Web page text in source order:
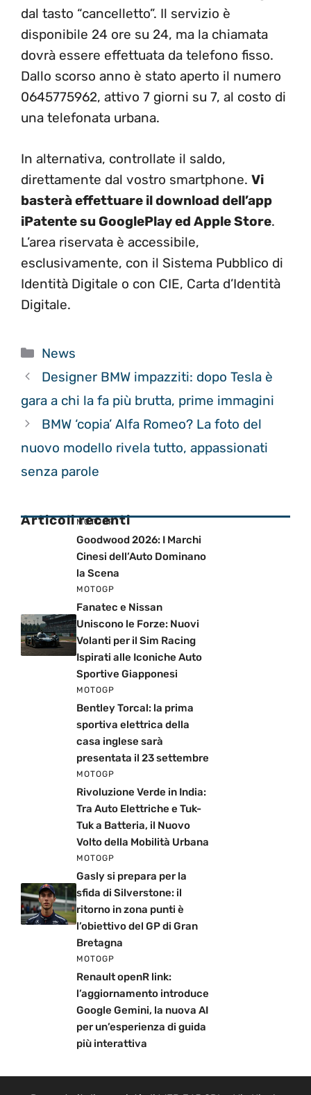
dal tasto “cancelletto”. Il servizio è
disponibile 24 ore su 24, ma la chiamata
dovrà essere effettuata da telefono fisso.
Dallo scorso anno è stato aperto il numero
0645775962, attivo 7 giorni su 7, al costo di
una telefonata urbana.
In alternativa, controllate il saldo,
direttamente dal vostro smartphone. Vi
basterà effettuare il download dell’app
iPatente su GooglePlay ed Apple Store.
L’area riservata è accessibile,
esclusivamente, con il Sistema Pubblico di
Identità Digitale o con CIE, Carta d’Identità
Digitale.
Categorie
News
Designer BMW impazziti: dopo Tesla è
gara a chi la fa più brutta, prime immagini
BMW ‘copia’ Alfa Romeo? La foto del
nuovo modello rivela tutto, appassionati
senza parole
Articoli recenti
MOTOGP
Goodwood 2026: I Marchi
Cinesi dell’Auto Dominano
la Scena
MOTOGP
Fanatec e Nissan
Uniscono le Forze: Nuovi
Volanti per il Sim Racing
Ispirati alle Iconiche Auto
Sportive Giapponesi
MOTOGP
Bentley Torcal: la prima
sportiva elettrica della
casa inglese sarà
presentata il 23 settembre
MOTOGP
Rivoluzione Verde in India:
Tra Auto Elettriche e Tuk-
Tuk a Batteria, il Nuovo
Volto della Mobilità Urbana
MOTOGP
Gasly si prepara per la
sfida di Silverstone: il
ritorno in zona punti è
l’obiettivo del GP di Gran
Bretagna
MOTOGP
Renault openR link:
l’aggiornamento introduce
Google Gemini, la nuova AI
per un’esperienza di guida
più interattiva